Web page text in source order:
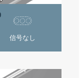
信号なし